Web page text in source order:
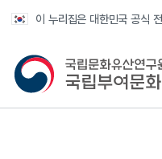
이 누리집은 대한민국 공식
국가유산청 국립